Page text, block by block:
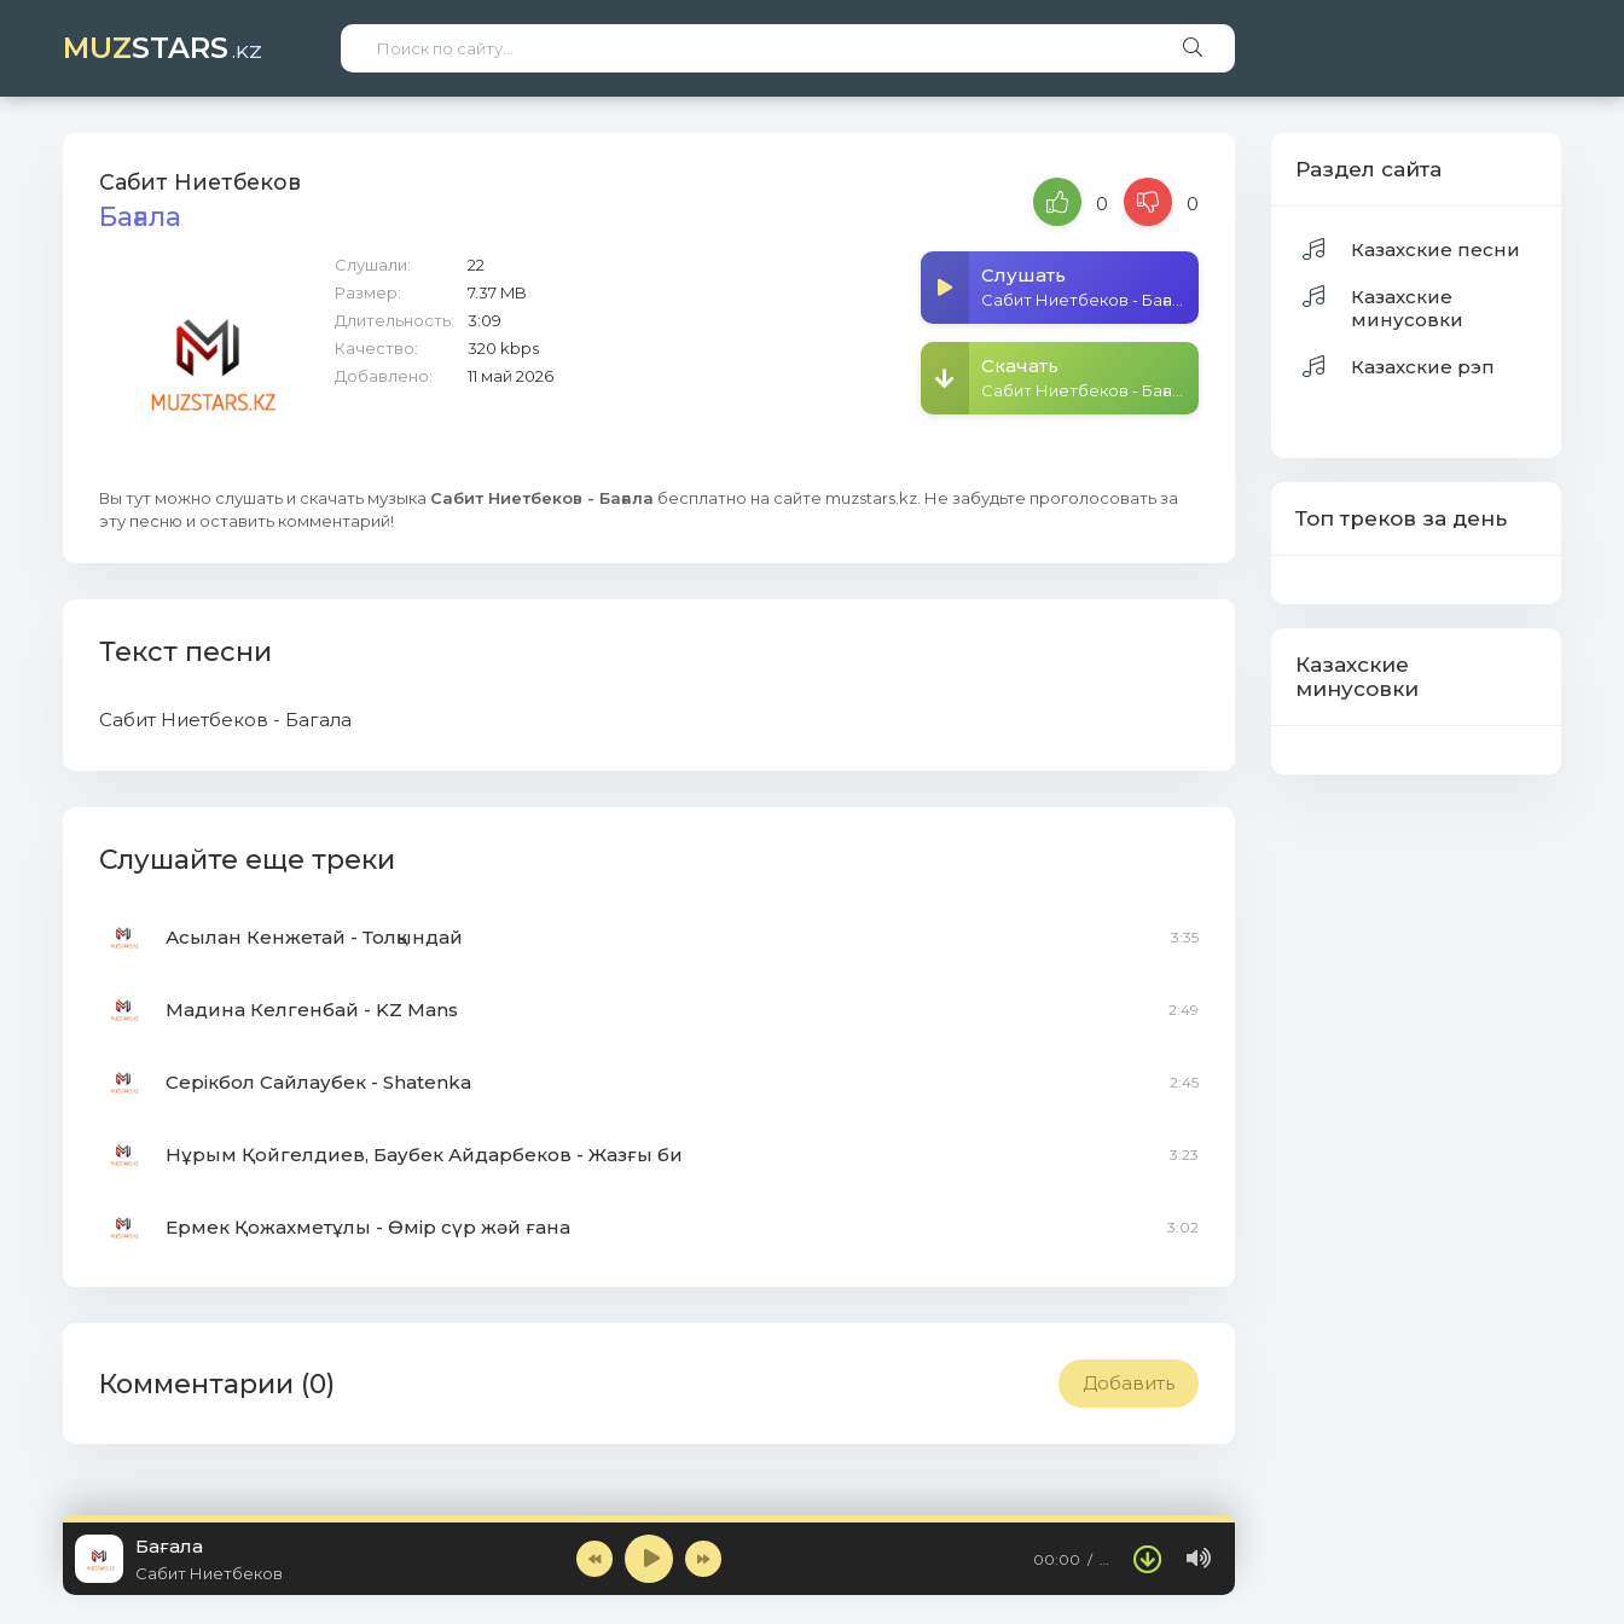
MUZSTARS .KZ
Сабит Ниетбеков
Бағала 0 0
Слушали:
22
Размер:
7.37 MB
Длительность:
3:09
Качество:
320 kbps
Добавлено:
11 май 2026
Слушать
Скачать
Вы тут можно слушать и скачать музыка Сабит Ниетбеков - Бағала бесплатно на сайте muzstars.kz. Не забудьте проголосовать за
эту песню и оставить комментарий!
Текст песни
Сабит Ниетбеков - Багала
Слушайте еще треки
Асылан Кенжетай - Толқындай 3:35
Мадина Келгенбай - KZ Mans 2:49
Серікбол Сайлаубек - Shatenka 2:45
Нұрым Қойгелдиев, Баубек Айдарбеков - Жазғы би 3:23
Ермек Қожахметұлы - Өмір сүр жәй ғана 3:02
Комментарии (0) Добавить
Раздел сайта
Казахские песни
Казахские
минусовки
Казахские рэп
Топ треков за день
Казахские
минусовки
Бағала
Сабит Ниетбеков
00:00